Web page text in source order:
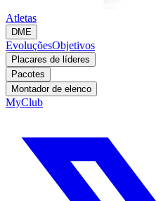
Atletas
DME
EvoluçõesObjetivos
Placares de líderes
Pacotes
Montador de elenco
MyClub